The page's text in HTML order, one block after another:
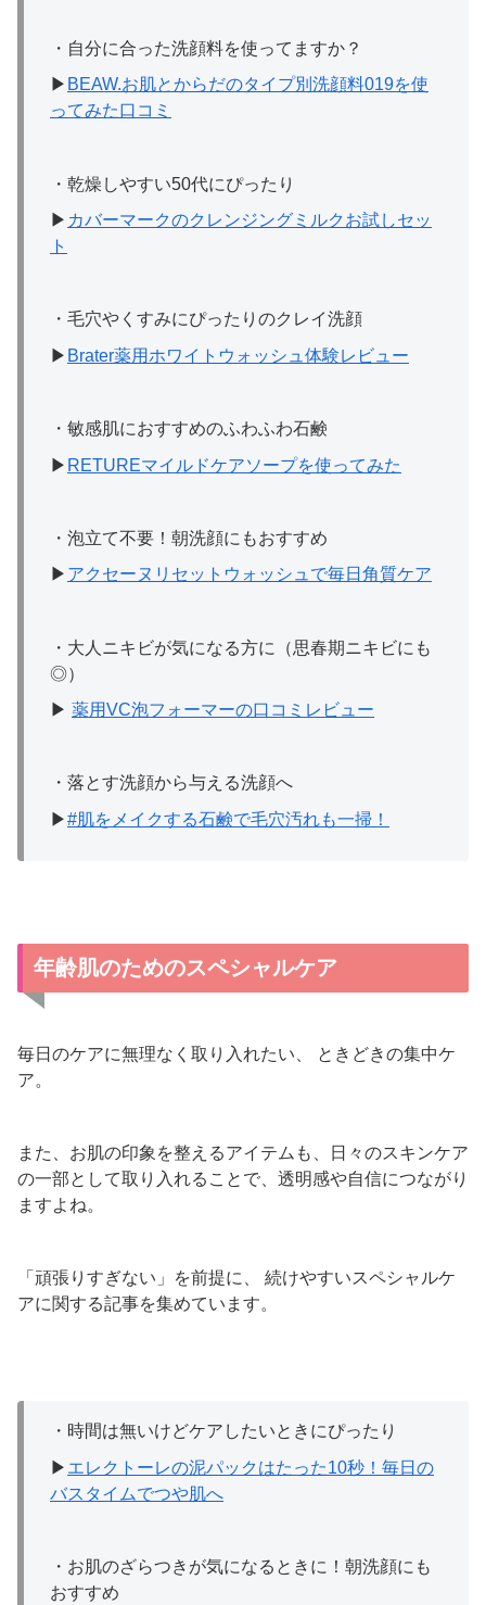
・自分に合った洗顔料を使ってますか？
▶︎ BEAW.お肌とからだのタイプ別洗顔料019を使
ってみた口コミ
・乾燥しやすい50代にぴったり
▶ カバーマークのクレンジングミルクお試しセッ
ト
・毛穴やくすみにぴったりのクレイ洗顔
▶ Brater薬用ホワイトウォッシュ体験レビュー
・敏感肌におすすめのふわふわ石鹸
▶ RETUREマイルドケアソープを使ってみた
・泡立て不要！朝洗顔にもおすすめ
▶ アクセーヌリセットウォッシュで毎日角質ケア
・大人ニキビが気になる方に（思春期ニキビにも
◎）
▶ 薬用VC泡フォーマーの口コミレビュー
・落とす洗顔から与える洗顔へ
▶#肌をメイクする石鹸で毛穴汚れも一掃！
年齢肌のためのスペシャルケア
毎日のケアに無理なく取り入れたい、 ときどきの集中ケ
ア。
また、お肌の印象を整えるアイテムも、日々のスキンケア
の一部として取り入れることで、透明感や自信につながり
ますよね。
「頑張りすぎない」を前提に、 続けやすいスペシャルケ
アに関する記事を集めています。
・時間は無いけどケアしたいときにぴったり
▶ エレクトーレの泥パックはたった10秒！毎日の
バスタイムでつや肌へ
・お肌のざらつきが気になるときに！朝洗顔にも
おすすめ